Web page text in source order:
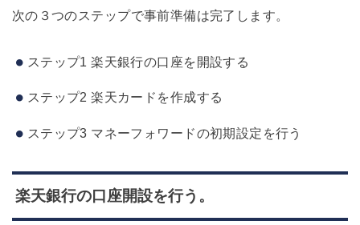
次の３つのステップで事前準備は完了します。
ステップ1 楽天銀行の口座を開設する
ステップ2 楽天カードを作成する
ステップ3 マネーフォワードの初期設定を行う
楽天銀行の口座開設を行う。